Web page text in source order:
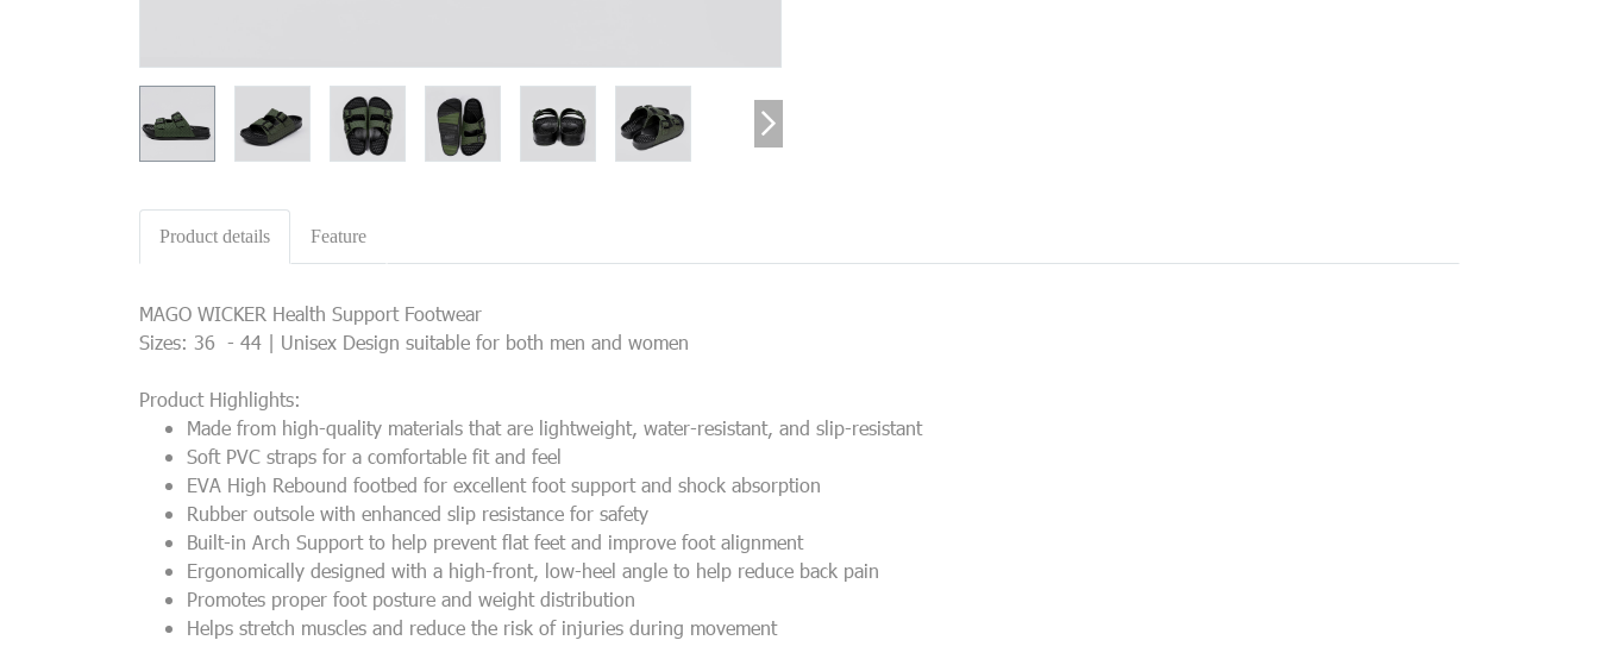
Product details Feature
MAGO WICKER Health Support Footwear
Sizes: 36 - 44 | Unisex Design suitable for both men and women
Product Highlights:
Made from high-quality materials that are lightweight, water-resistant, and slip-resistant
Soft PVC straps for a comfortable fit and feel
EVA High Rebound footbed for excellent foot support and shock absorption
Rubber outsole with enhanced slip resistance for safety
Built-in Arch Support to help prevent flat feet and improve foot alignment
Ergonomically designed with a high-front, low-heel angle to help reduce back pain
Promotes proper foot posture and weight distribution
Helps stretch muscles and reduce the risk of injuries during movement